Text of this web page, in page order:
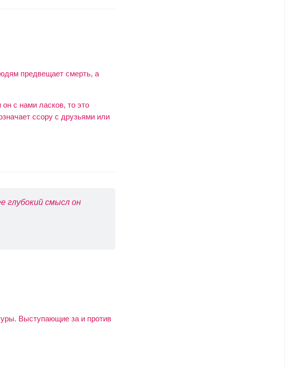
предвещает смерть, а
с нами ласков, то это
ссору с друзьями или
глубокий смысл он
Выступающие за и против